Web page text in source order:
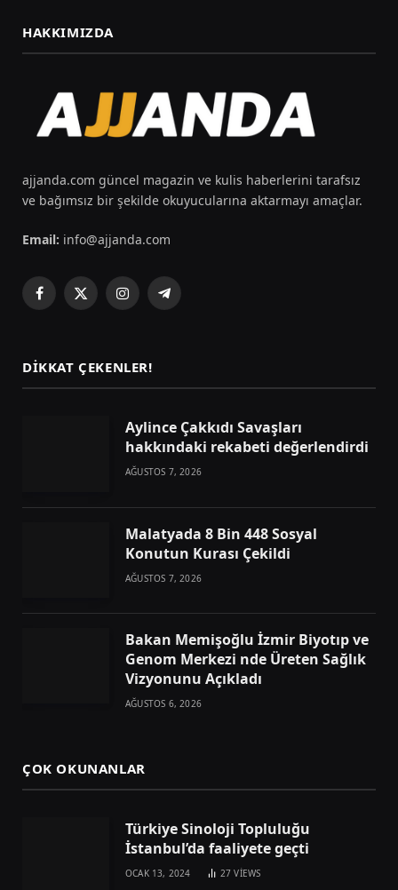
HAKKIMIZDA
ajjanda.com güncel magazin ve kulis haberlerini tarafsız
ve bağımsız bir şekilde okuyucularına aktarmayı amaçlar.
Email: info@ajjanda.com
Facebook
X
InstagramTelegram
DIKKAT ÇEKENLER!
Aylince Çakkıdı Savaşları
hakkındaki rekabeti değerlendirdi
AĞUSTOS 7, 2026
Malatyada 8 Bin 448 Sosyal
Konutun Kurası Çekildi
AĞUSTOS 7, 2026
Bakan Memişoğlu İzmir Biyotıp ve
Genom Merkezi nde Üreten Sağlık
Vizyonunu Açıkladı
AĞUSTOS 6, 2026
ÇOK OKUNANLAR
Türkiye Sinoloji Topluluğu
İstanbul’da faaliyete geçti
OCAK 13, 2024 27VIEWS